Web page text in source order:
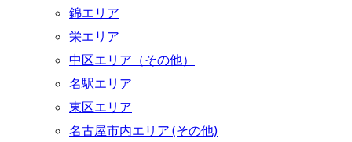
錦エリア
栄エリア
中区エリア（その他）
名駅エリア
東区エリア
名古屋市内エリア (その他)